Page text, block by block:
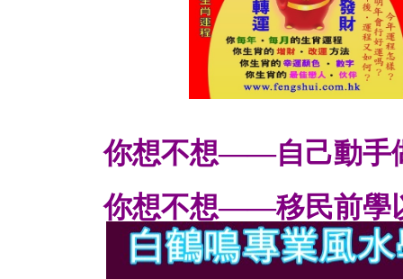
你想不想——自己動手
你想不想——移民前學